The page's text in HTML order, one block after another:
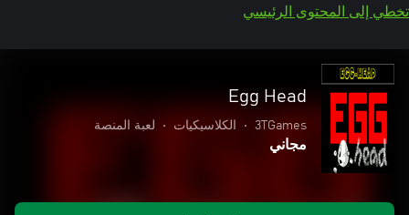
تخطي إلى المحتوى الرئيسي
Egg Head
3TGames
• الكلاسيكيات • لعبة المنصة
مجاني